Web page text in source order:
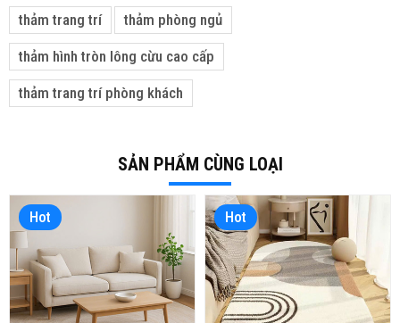
thảm trang trí thảm phòng ngủ
thảm hình tròn lông cừu cao cấp
thảm trang trí phòng khách
SẢN PHẨM CÙNG LOẠI
Hot Hot